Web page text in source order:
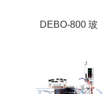
DEBO-800 玻